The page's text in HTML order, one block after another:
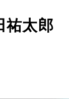
祐太郎